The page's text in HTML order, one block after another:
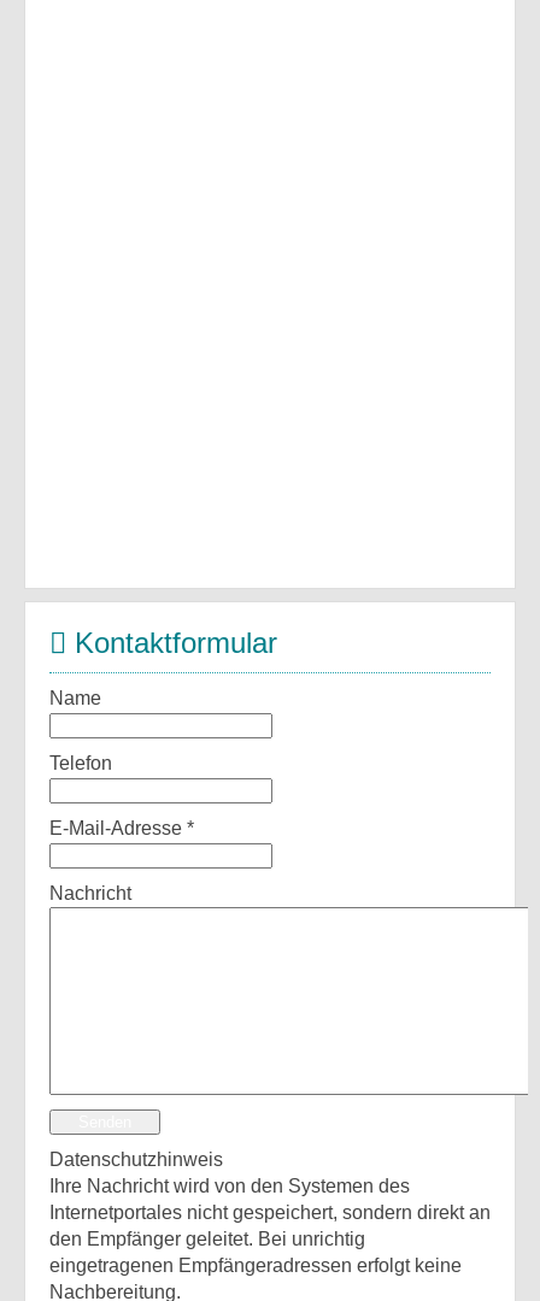
Kontaktformular
Name
Telefon
E-Mail-Adresse *
Nachricht
Datenschutzhinweis
Ihre Nachricht wird von den Systemen des
Internetportales nicht gespeichert, sondern direkt an
den Empfänger geleitet. Bei unrichtig
eingetragenen Empfängeradressen erfolgt keine
Nachbereitung.